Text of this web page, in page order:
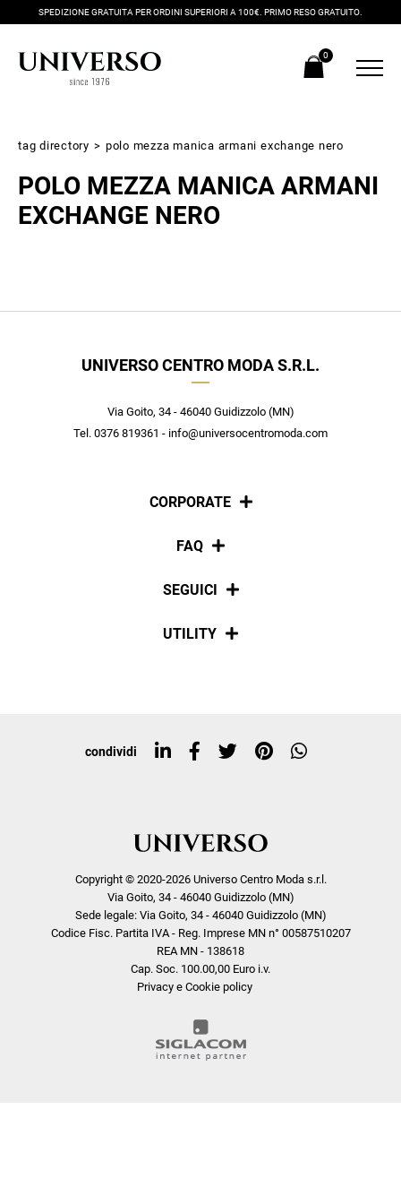
SPEDIZIONE GRATUITA PER ORDINI SUPERIORI A 100€. PRIMO RESO GRATUITO.
0
tag directory > polo mezza manica armani exchange nero
POLO MEZZA MANICA ARMANI
EXCHANGE NERO
UNIVERSO CENTRO MODA S.R.L.
Via Goito, 34 - 46040 Guidizzolo (MN)
Tel. 0376 819361 - info@universocentromoda.com
CORPORATE
Chi siamo
FAQ
Pagamenti
SEGUICI
Social
UTILITY
Top ricerche
condividi
Copyright © 2020-2026 Universo Centro Moda s.r.l.
Via Goito, 34 - 46040 Guidizzolo (MN)
Sede legale: Via Goito, 34 - 46040 Guidizzolo (MN)
Codice Fisc. Partita IVA - Reg. Imprese MN n° 00587510207
REA MN - 138618
Cap. Soc. 100.00,00 Euro i.v.
Privacy e Cookie policy
Iscriviti alla newsletter
nuovi arrivi utilizzabile anche in negozio!
Crea il tuo stile grazie ai consigli dei nostri personal shopper e
scopri in anteprima le offerte in esclusiva a te riservate.
ISCRIVITI